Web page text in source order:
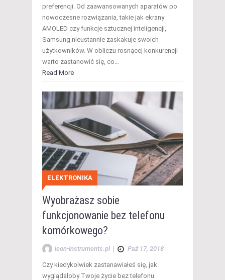
preferencji. Od zaawansowanych aparatów po
nowoczesne rozwiązania, takie jak ekrany
AMOLED czy funkcje sztucznej inteligencji,
Samsung nieustannie zaskakuje swoich
użytkowników. W obliczu rosnącej konkurencji
warto zastanowić się, co…
Read More
ELEKTRONIKA
Wyobrażasz sobie
funkcjonowanie bez telefonu
komórkowego?
leon-instruments.pl | Paź 17, 2018
Czy kiedykolwiek zastanawiałeś się, jak
wyglądałoby Twoje życie bez telefonu